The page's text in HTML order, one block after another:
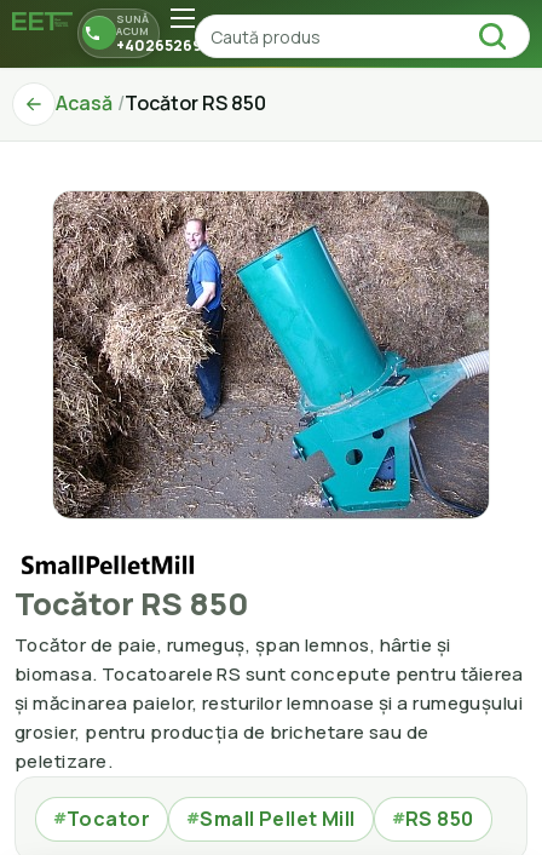
SUNĂ
ACUM
+40265269150
Acasă Tocător RS 850
Tocător RS 850
Tocător de paie, rumeguș, șpan lemnos, hârtie și
biomasa. Tocatoarele RS sunt concepute pentru tăierea
și măcinarea paielor, resturilor lemnoase și a rumegușului
grosier, pentru producția de brichetare sau de
peletizare.
#Tocator #Small Pellet Mill #RS 850